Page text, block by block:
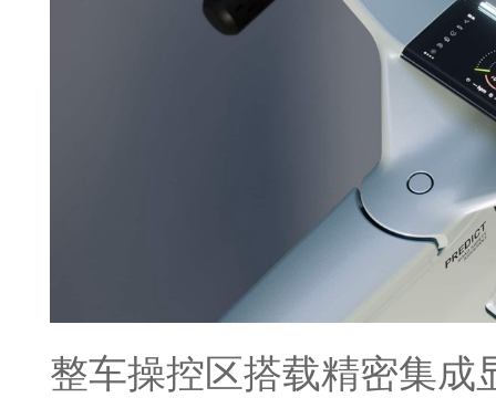
整车操控区搭载精密集成